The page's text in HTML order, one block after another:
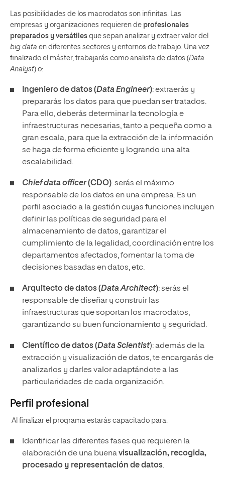
Las posibilidades de los macrodatos son infinitas. Las
empresas y organizaciones requieren de profesionales
preparados y versátiles que sepan analizar y extraer valor del
big data en diferentes sectores y entornos de trabajo. Una vez
finalizado el máster, trabajarás como analista de datos (Data
Analyst) o:
Ingeniero de datos (Data Engineer): extraerás y
prepararás los datos para que puedan ser tratados.
Para ello, deberás determinar la tecnología e
infraestructuras necesarias, tanto a pequeña como a
gran escala, para que la extracción de la información
se haga de forma eficiente y logrando una alta
escalabilidad.
Chief data officer(CDO): serás el máximo
responsable de los datos en una empresa. Es un
perfil asociado a la gestión cuyas funciones incluyen
definir las políticas de seguridad para el
almacenamiento de datos, garantizar el
cumplimiento de la legalidad, coordinación entre los
departamentos afectados, fomentar la toma de
decisiones basadas en datos, etc.
Arquitecto de datos (Data Architect): serás el
responsable de diseñar y construir las
infraestructuras que soportan los macrodatos,
garantizando su buen funcionamiento y seguridad.
Científico de datos (Data Scientist): además de la
extracción y visualización de datos, te encargarás de
analizarlos y darles valor adaptándote a las
particularidades de cada organización.
Perfil profesional
Al finalizar el programa estarás capacitado para:
Identificar las diferentes fases que requieren la
elaboración de una buenavisualización, recogida,
procesado y representación de datos.